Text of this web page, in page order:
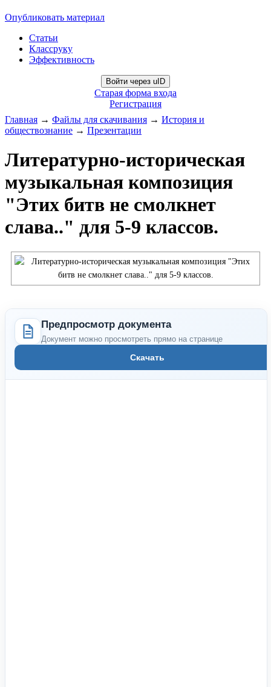
Опубликовать материал
Статьи
Классруку
Эффективность
Войти через uID
Старая форма входа
Регистрация
Главная → Файлы для скачивания → История и
обществознание → Презентации
Литературно-историческая
музыкальная композиция
"Этих битв не смолкнет
слава.." для 5-9 классов.
Предпросмотр документа
Документ можно просмотреть прямо на странице
Скачать